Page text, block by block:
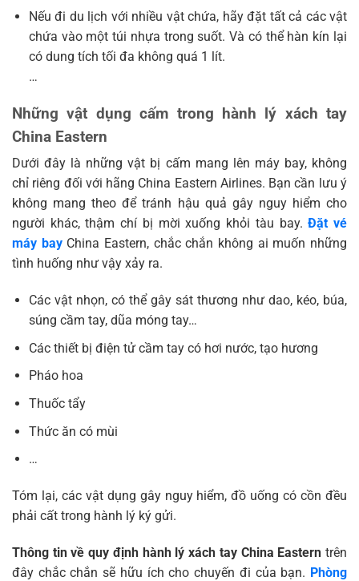
Nếu đi du lịch với nhiều vật chứa, hãy đặt tất cả các vật
chứa vào một túi nhựa trong suốt. Và có thể hàn kín lại
có dung tích tối đa không quá 1 lít.
…
Những vật dụng cấm trong hành lý xách tay
China Eastern
Dưới đây là những vật bị cấm mang lên máy bay, không
chỉ riêng đối với hãng China Eastern Airlines. Bạn cần lưu ý
không mang theo để tránh hậu quả gây nguy hiểm cho
người khác, thậm chí bị mời xuống khỏi tàu bay.Đặt vé
máy bayChina Eastern, chắc chắn không ai muốn những
tình huống như vậy xảy ra.
Các vật nhọn, có thể gây sát thương như dao, kéo, búa,
súng cầm tay, dũa móng tay…
Các thiết bị điện tử cầm tay có hơi nước, tạo hương
Pháo hoa
Thuốc tẩy
Thức ăn có mùi
…
Tóm lại, các vật dụng gây nguy hiểm, đồ uống có cồn đều
phải cất trong hành lý ký gửi.
Thông tin về quy định hành lý xách tay China Eastern trên
đây chắc chắn sẽ hữu ích cho chuyến đi của bạn. Phòng